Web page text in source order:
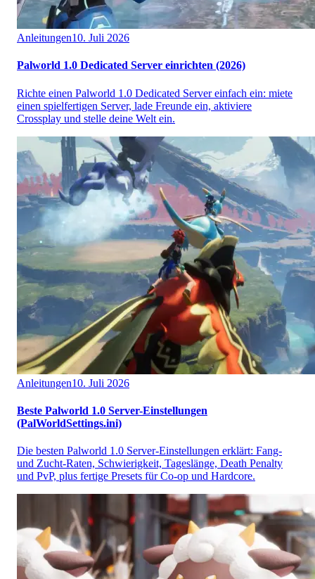
Anleitungen10. Juli 2026
Palworld 1.0 Dedicated Server einrichten (2026)
Richte einen Palworld 1.0 Dedicated Server einfach ein: miete
einen spielfertigen Server, lade Freunde ein, aktiviere
Crossplay und stelle deine Welt ein.
Anleitungen10. Juli 2026
Beste Palworld 1.0 Server-Einstellungen
(PalWorldSettings.ini)
Die besten Palworld 1.0 Server-Einstellungen erklärt: Fang-
und Zucht-Raten, Schwierigkeit, Tageslänge, Death Penalty
und PvP, plus fertige Presets für Co-op und Hardcore.